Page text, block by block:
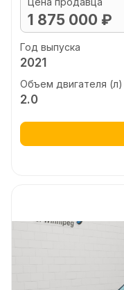
1 875 000 ₽
Год выпуска
2021
Объем двигателя (л)
2.0